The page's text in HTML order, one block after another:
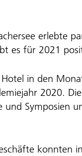
erlebte
es für 2021
in den
2020.
Symposien
konnten